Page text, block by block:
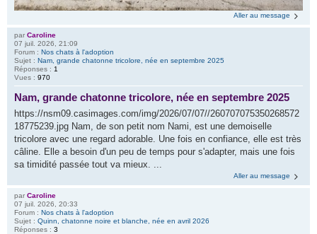
Aller au message
par Caroline
07 juil. 2026, 21:09
Forum : Nos chats à l'adoption
Sujet : Nam, grande chatonne tricolore, née en septembre 2025
Réponses : 1
Vues : 970
Nam, grande chatonne tricolore, née en septembre 2025
https://nsm09.casimages.com/img/2026/07/07//260707075350268572
18775239.jpg Nam, de son petit nom Nami, est une demoiselle
tricolore avec une regard adorable. Une fois en confiance, elle est très
câline. Elle a besoin d'un peu de temps pour s'adapter, mais une fois
sa timidité passée tout va mieux. ...
Aller au message
par Caroline
07 juil. 2026, 20:33
Forum : Nos chats à l'adoption
Sujet : Quinn, chatonne noire et blanche, née en avril 2026
Réponses : 3